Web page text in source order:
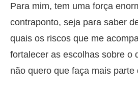
Para mim, tem uma força
contraponto, seja para saber
quais os riscos que me
fortalecer as escolhas sobre o
não quero que faça mais parte